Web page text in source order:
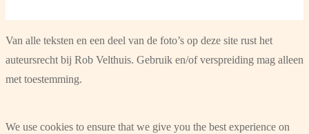
Van alle teksten en een deel van de foto’s op deze site rust het
auteursrecht bij Rob Velthuis. Gebruik en/of verspreiding mag alleen
met toestemming.
We use cookies to ensure that we give you the best experience on